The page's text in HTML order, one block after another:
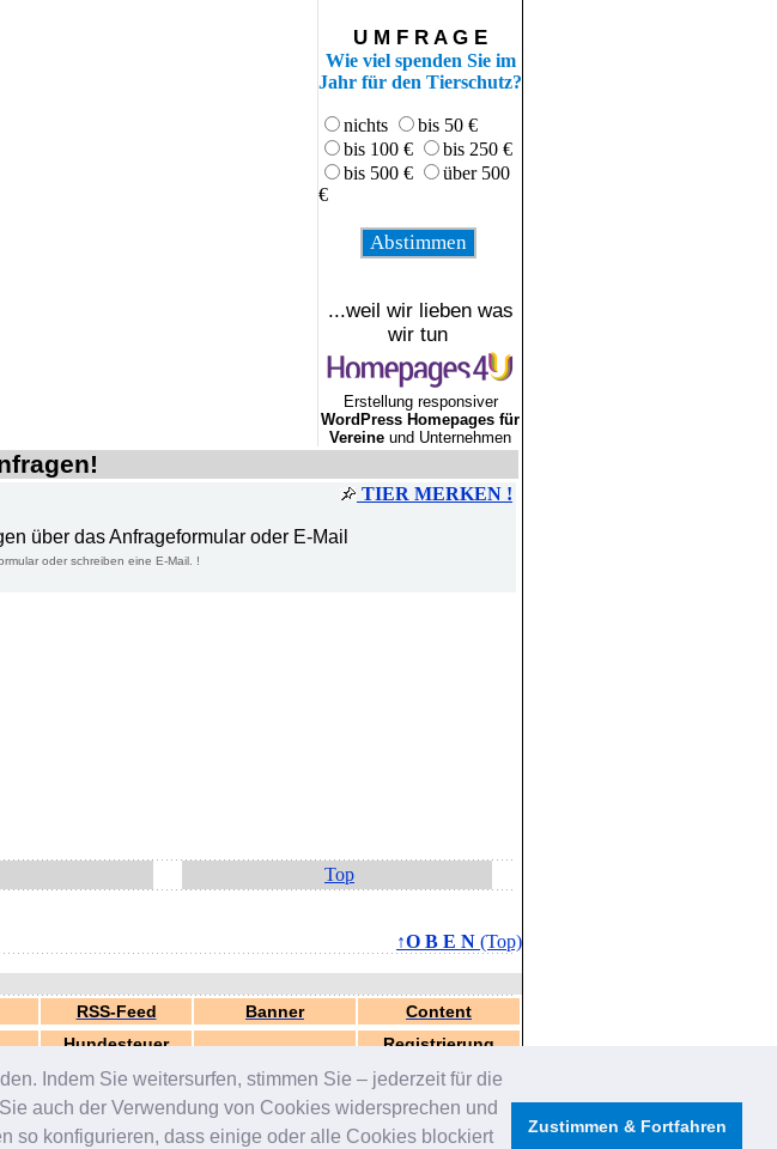
Indem Sie weitersurfen, stimmen Sie – jederzeit für die
auch der Verwendung von Cookies widersprechen und
so konfigurieren, dass einige oder alle Cookies blockiert
Zustimmen & Fortfahren
U M F R A G E
Wie viel spenden Sie im
Jahr für den Tierschutz?
nichts
bis 50 €
bis 100 €
bis 250 €
bis 500 €
über 500
€
...weil wir lieben was
wir tun
Erstellung responsiver
WordPress Homepages für
Vereine und Unternehmen
TIER MERKEN !
über das Anfrageformular oder E-Mail
oder schreiben eine E-Mail. !
Top
↑O B E N (Top)
RSS-Feed Banner
Content
Hundesteuer Registrierung
Sek.